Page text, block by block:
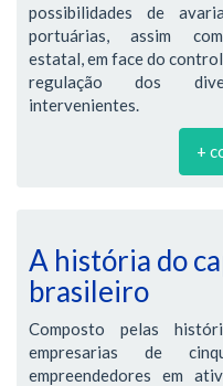
possibilidades de
portuárias, assim
estatal, em face do
regulação dos
intervenientes.
+
A história do
brasileiro
Composto pelas
empresarias de
empreendedores em